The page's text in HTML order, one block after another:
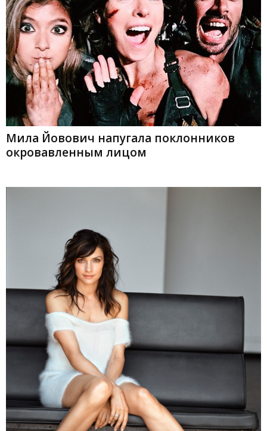
Мила Йовович напугала поклонников
окровавленным лицом